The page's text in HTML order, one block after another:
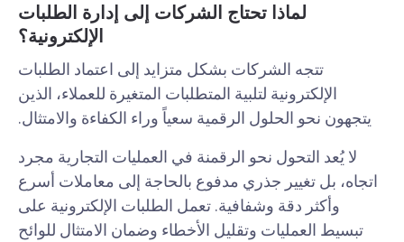
لماذا تحتاج الشركات إلى إدارة الطلبات
الإلكترونية؟
تتجه الشركات بشكل متزايد إلى اعتماد الطلبات
الإلكترونية لتلبية المتطلبات المتغيرة للعملاء، الذين
يتجهون نحو الحلول الرقمية سعياً وراء الكفاءة والامتثال.
لا يُعد التحول نحو الرقمنة في العمليات التجارية مجرد
اتجاه، بل تغيير جذري مدفوع بالحاجة إلى معاملات أسرع
وأكثر دقة وشفافية. تعمل الطلبات الإلكترونية على
تبسيط العمليات وتقليل الأخطاء وضمان الامتثال للوائح